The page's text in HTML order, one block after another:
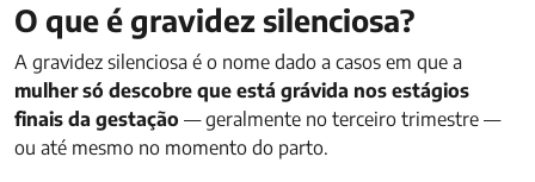
O que é gravidez silenciosa?
A gravidez silenciosa é o nome dado a casos em que a
mulher só descobre que está grávida nos estágios
finais da gestação — geralmente no terceiro trimestre —
ou até mesmo no momento do parto.